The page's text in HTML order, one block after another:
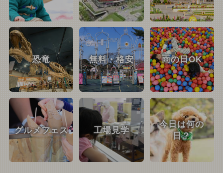
恐竜 無料・格安 雨の日OK
グルメフェス 工場見学
今日は何の
日？